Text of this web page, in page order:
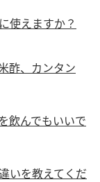
使えますか？
酢、カンタン
飲んでもいいで
いを教えてくだ